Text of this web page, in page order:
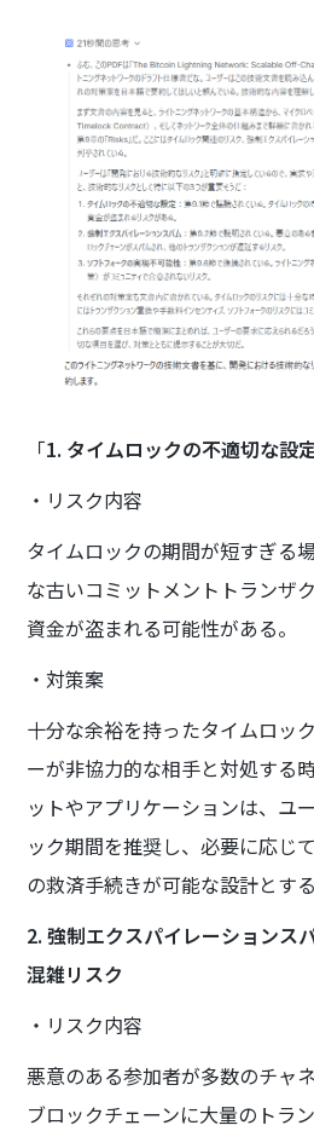
「1. タイムロックの不適切な設
・リスク内容
タイムロックの期間が短すぎる
な古いコミットメントトランザ
資金が盗まれる可能性がある。
・対策案
十分な余裕を持ったタイムロッ
ーが非協力的な相手と対処する
ットやアプリケーションは、ユ
ック期間を推奨し、必要に応じ
の救済手続きが可能な設計とする
2. 強制エクスパイレーションス
混雑リスク
・リスク内容
悪意のある参加者が多数のチャ
ブロックチェーンに大量のトラ